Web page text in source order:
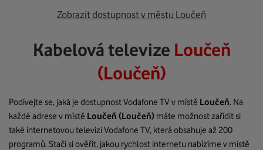
Zobrazit dostupnost v městu Loučeň
Kabelová televize Loučeň
(Loučeň)
Podívejte se, jaká je dostupnost Vodafone TV v místě Loučeň. Na
každé adrese v místě Loučeň (Loučeň) máte možnost zařídit si
také internetovou televizi Vodafone TV, která obsahuje až 200
programů. Stačí si ověřit, jakou rychlost internetu nabízíme v místě